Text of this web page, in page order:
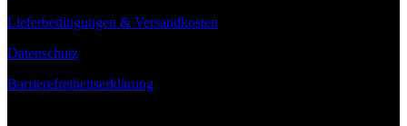
Lieferbedingungen & Versandkosten
Datenschutz
Barrierefreiheitserklärung